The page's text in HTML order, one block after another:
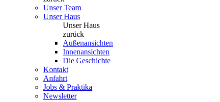
Unser Team
Unser Haus
Unser Haus
zurück
Außenansichten
Innenansichten
Die Geschichte
Kontakt
Anfahrt
Jobs & Praktika
Newsletter